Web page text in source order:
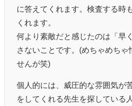
に答えてくれます。検査する時
くれます。
何より素敵だと感じたのは「早
さないことです。(めちゃめちゃ
せんが笑)
個人的には、威圧的な雰囲気が
をしてくれる先生を探している